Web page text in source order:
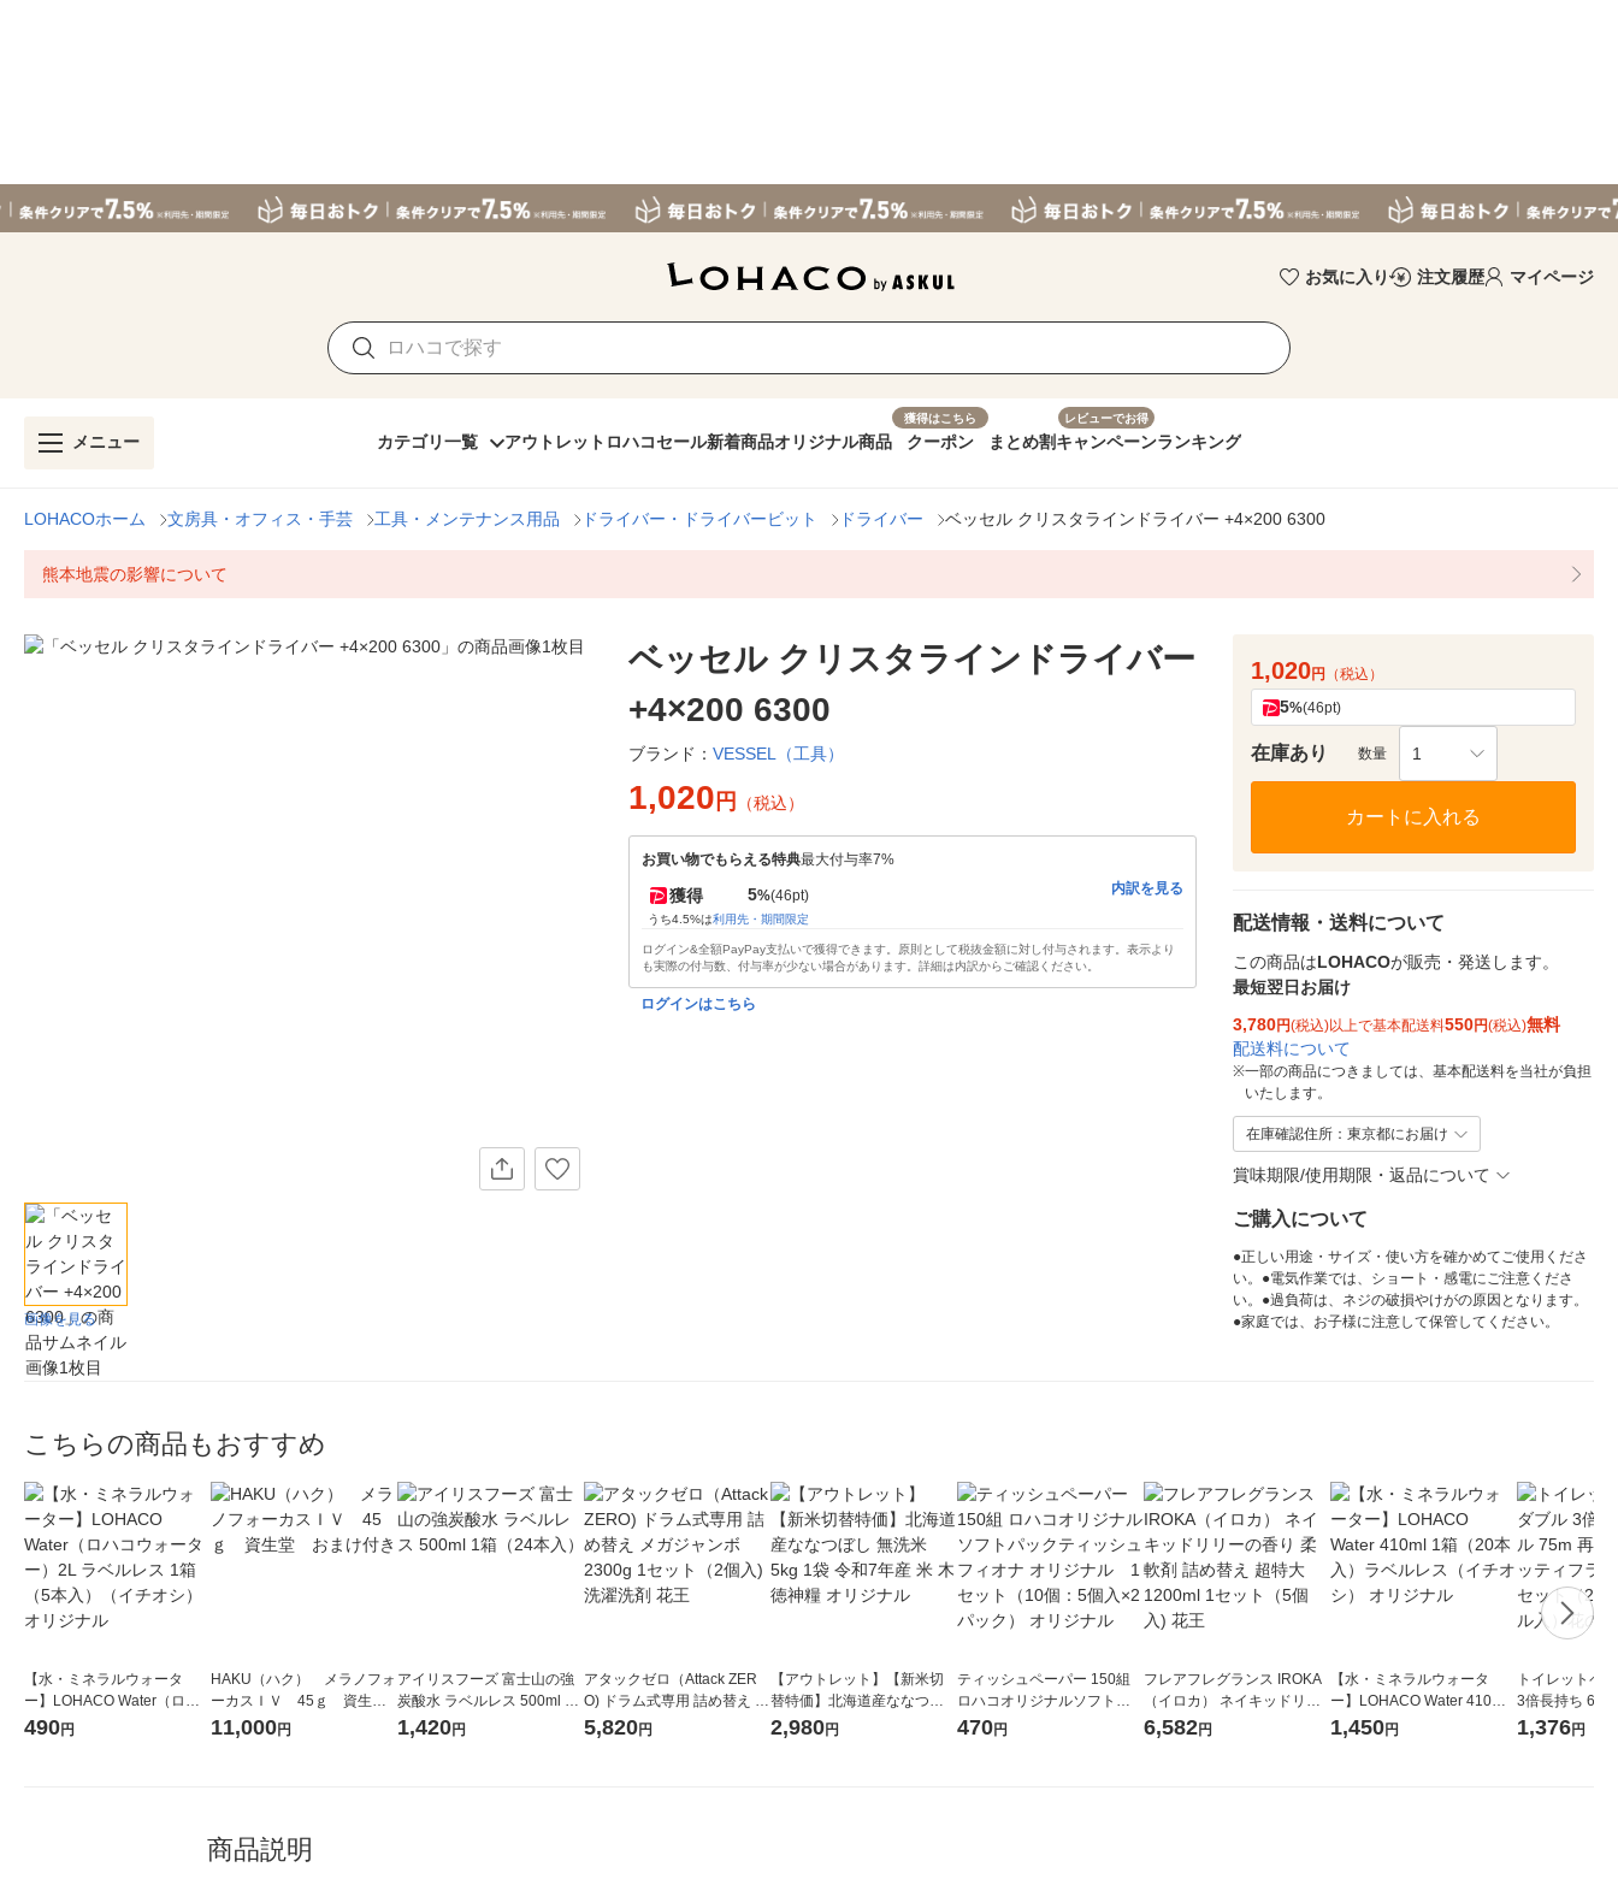
お気に入り 注文履歴 マイページ
メニュー カテゴリ一覧 アウトレット ロハコセール新着商品オリジナル商品
獲得はこちら
クーポン まとめ割
レビューでお得
キャンペーンランキング
LOHACOホーム 文房具・オフィス・手芸 工具・メンテナンス用品 ドライバー・ドライバービット ドライバー ベッセル クリスタラインドライバー +4×200 6300
熊本地震の影響について
画像を見る
ベッセル クリスタラインドライバー
+4×200 6300
ブランド： VESSEL（工具）
1,020 円 （税込）
お買い物でもらえる特典最大付与率7%
獲得 5%(46pt)
うち4.5%は利用先・期間限定
内訳を見る
ログイン&全額PayPay支払いで獲得できます。原則として税抜金額に対し付与されます。表示より
も実際の付与数、付与率が少ない場合があります。詳細は内訳からご確認ください。
ログインはこちら
1,020円 （税込）
5%(46pt)
在庫あり 数量 1
カートに入れる
配送情報・送料について
この商品はLOHACOが販売・発送します。
最短翌日お届け
3,780円(税込)以上で基本配送料550円(税込)無料
配送料について
※一部の商品につきましては、基本配送料を当社が負担
いたします。
在庫確認住所：東京都にお届け
賞味期限/使用期限・返品について
ご購入について
●正しい用途・サイズ・使い方を確かめてご使用くださ
い。●電気作業では、ショート・感電にご注意くださ
い。●過負荷は、ネジの破損やけがの原因となります。
●家庭では、お子様に注意して保管してください。
こちらの商品もおすすめ
【水・ミネラルウォータ
ー】LOHACO Water（ロハ
コウォーター）2L ラベルレ
490円
HAKU（ハク） メラノフォ
ーカスＩＶ 45ｇ 資生
堂 おまけ付き
11,000円
アイリスフーズ 富士山の強
炭酸水 ラベルレス 500ml 1
箱（24本入）
1,420円
アタックゼロ（Attack ZER
O) ドラム式専用 詰め替え メ
ガジャンボ 2300g 1セット
5,820円
【アウトレット】【新米切
替特価】北海道産ななつぼ
し 無洗米 5kg 1袋 令和7年産
2,980円
ティッシュペーパー 150組
ロハコオリジナルソフトパ
ックティッシュ フィオナ オ
470円
フレアフレグランス IROKA
（イロカ） ネイキッドリリ
ーの香り 柔軟剤 詰め替え 超
6,582円
【水・ミネラルウォータ
ー】LOHACO Water 410ml
1箱（20本入）ラベルレス
1,450円
トイレットペ
3倍長持ち 6ロール
紙配合 スコッ
1,376円
商品説明